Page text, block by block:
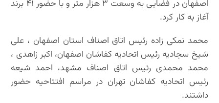
اصفهان در فضایی به وسعت ۳ هزار متر و با حضور ۴۱ برند
آغاز به کار کرد.
محمد نمکی زاده رئیس اتاق اصناف استان اصفهان ، علی
شیخ سجادیه رئیس اتحادیه کفاشان اصفهان، اکبر زاهدی ،
محمد محمدی رئیس اتاق اصناف مشهد، احمد شیعه
رئیس اتحادیه کفاشان تهران در مراسم افتتاحیه حضور
داشتند.